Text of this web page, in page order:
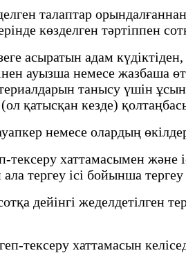
талаптар орындалғаннан
көзделген тәртіппен
асыратын адам
ауызша немесе жазбаша
танысу үшін
қатысқан кезде)
немесе олардың
тексеру хаттамасымен
тергеу ісі бойынша тергеу
дейінгі жеделдетілген
тексеру хаттамасын